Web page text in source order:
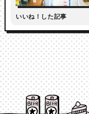
いいね！した記事